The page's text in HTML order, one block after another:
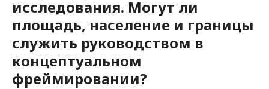
исследования. Могут ли
площадь, население и границы
служить руководством в
концептуальном
фреймировании?